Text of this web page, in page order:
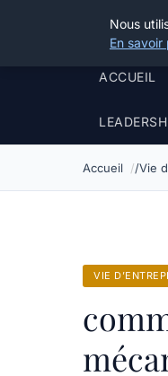
Grikoo
ACCUEIL
Accueil Vie
VIE
Nous
En savoir